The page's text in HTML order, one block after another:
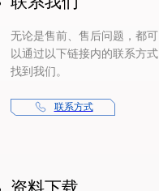
无论是售前、售后问题，都可
以通过以下链接内的联系方式
找到我们。
联系方式
资料下载